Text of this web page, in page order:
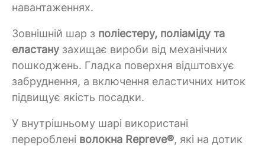
навантаженнях.
Зовнішній шар з поліестеру, поліаміду та
еластану захищає вироби від механічних
пошкоджень. Гладка поверхня відштовхує
забруднення, а включення еластичних ниток
підвищує якість посадки.
У внутрішньому шарі використані
перероблені волокна Repreve®, які на дотик